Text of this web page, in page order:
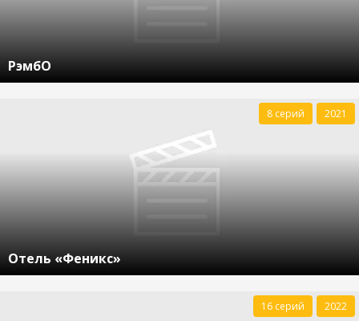
РэмбО
Отель «Феникс»
8 серий 2021
16 серий 2022